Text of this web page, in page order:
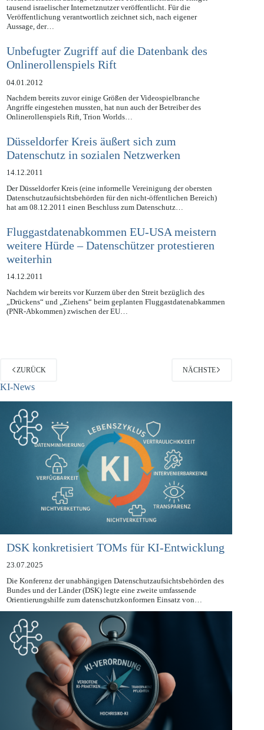
Medienberichten zufolge wurden die Kreditkartendaten einiger
tausend israelischer Internetznutzer veröffentlicht. Für die
Veröffentlichung verantwortlich zeichnet sich, nach eigener
Unbefugter Zugriff auf die Datenbank des
Onlinerollenspiels Rift
04.01.2012
Nachdem bereits zuvor einige Größen der Videospielbranche
Angriffe eingestehen mussten, hat nun auch der Betreiber des
Düsseldorfer Kreis äußert sich zum
Datenschutz in sozialen Netzwerken
14.12.2011
Der Düsseldorfer Kreis (eine informelle Vereinigung der obersten
Datenschutzaufsichtsbehörden für den nicht-öffentlichen Bereich)
Fluggastdatenabkommen EU-USA meistern
weitere Hürde – Datenschützer protestieren
weiterhin
14.12.2011
Nachdem wir bereits vor Kurzem über den Streit bezüglich des
„Drückens“ und „Ziehens“ beim geplanten Fluggastdatenabkammen
ZURÜCK
KI-News
DSK konkretisiert TOMs für KI-Entwicklung
23.07.2025
Die Konferenz der unabhängigen Datenschutzaufsichtsbehörden des
Bundes und der Länder (DSK) legte eine zweite umfassende
Orientierungshilfe zum datenschutzkonformen Einsatz von…